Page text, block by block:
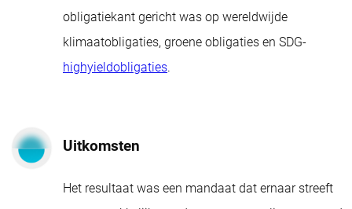
obligatiekant gericht was op wereldwijde
klimaatobligaties, groene obligaties en SDG-
highyieldobligaties.
Uitkomsten
Het resultaat was een mandaat dat ernaar streeft